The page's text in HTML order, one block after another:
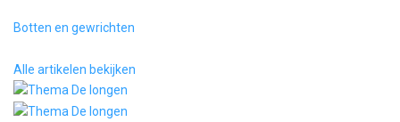
Botten en gewrichten
Alle artikelen bekijken